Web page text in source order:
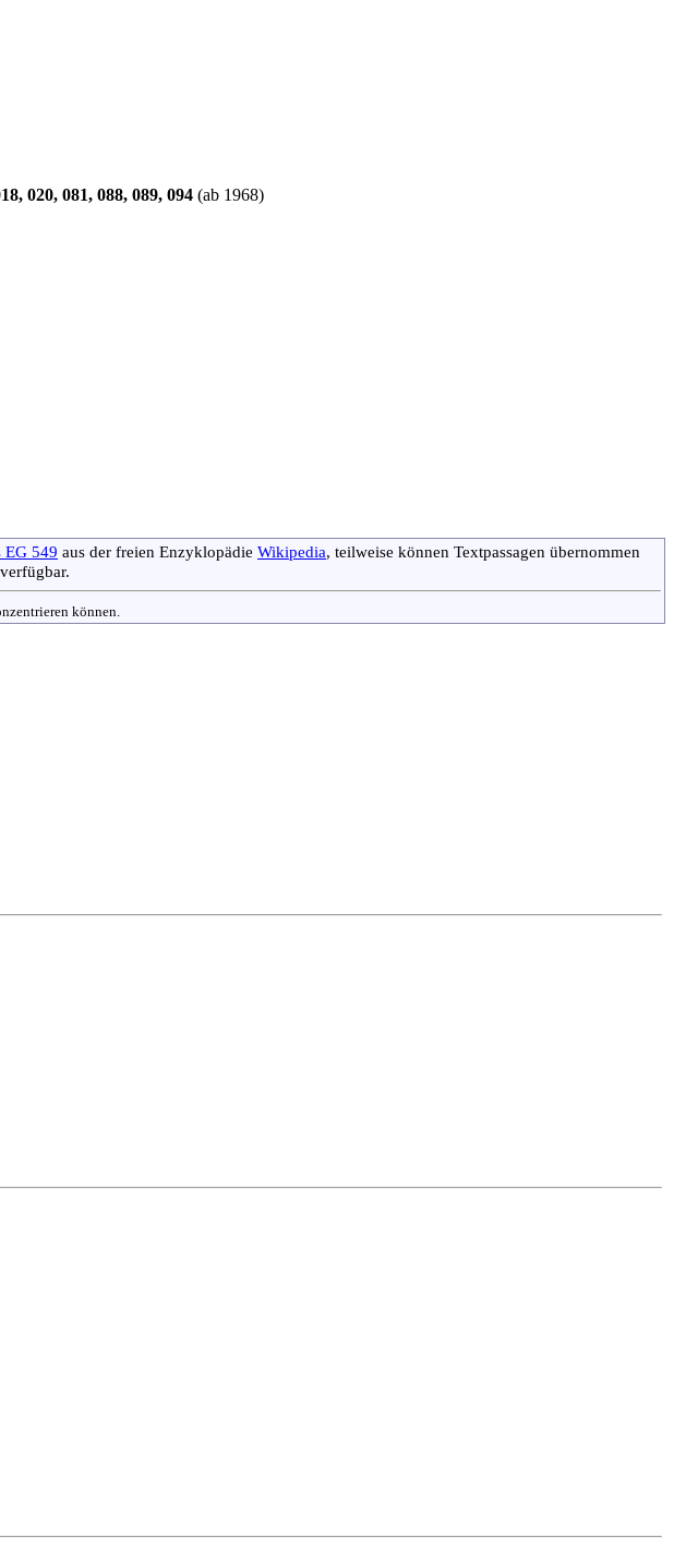
020, 081, 088, 089, 094 (ab 1968)
EG 549 aus der freien Enzyklopädie Wikipedia, teilweise können Textpassagen übernommen
verfügbar.
können.